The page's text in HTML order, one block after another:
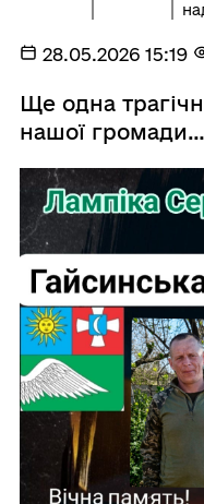
28.05.2026 15:19
Ще одна
нашої громади…